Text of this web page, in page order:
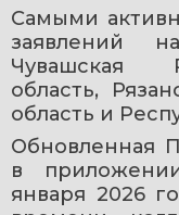
Самыми
заявлений
Чувашская
область,
область и
Обновленная
в
января 2026